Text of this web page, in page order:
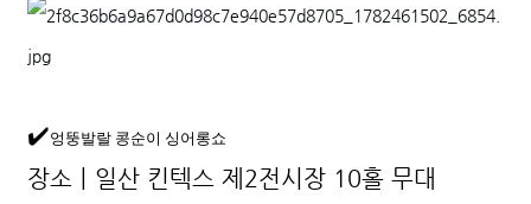
✔️엉뚱발랄 콩순이 싱어롱쇼
장소ㅣ일산 킨텍스 제2전시장 10홀 무대